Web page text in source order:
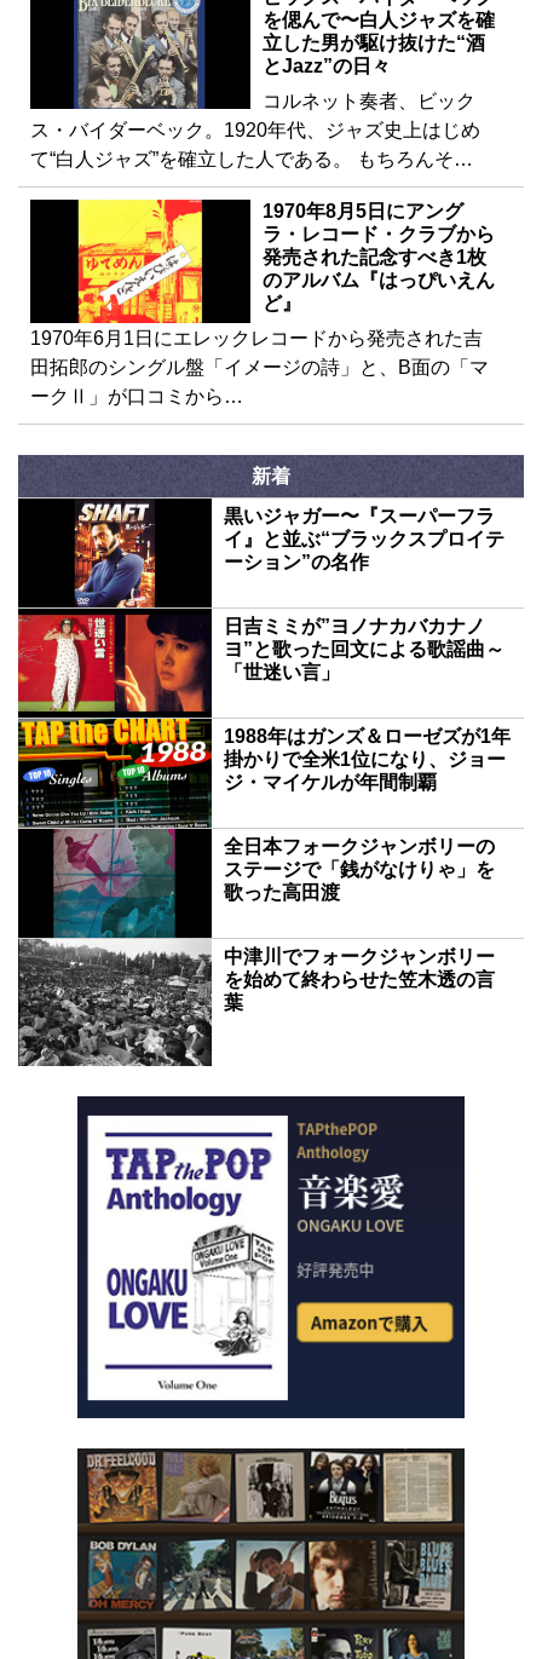
を偲んで〜白人ジャズを確
立した男が駆け抜けた“酒
とJazz”の日々
コルネット奏者、ビック
ス・バイダーベック。1920年代、ジャズ史上はじめ
て“白人ジャズ”を確立した人である。 もちろんそ…
1970年8月5日にアング
ラ・レコード・クラブから
発売された記念すべき1枚
のアルバム『はっぴいえん
ど』
1970年6月1日にエレックレコードから発売された吉
田拓郎のシングル盤「イメージの詩」と、B面の「マ
ークⅡ」が口コミから…
新着
黒いジャガー〜『スーパーフラ
イ』と並ぶ“ブラックスプロイテ
ーション”の名作
日吉ミミが”ヨノナカバカナノ
ヨ”と歌った回文による歌謡曲～
「世迷い言」
1988年はガンズ＆ローゼズが1年
掛かりで全米1位になり、ジョー
ジ・マイケルが年間制覇
全日本フォークジャンボリーの
ステージで「銭がなけりゃ」を
歌った高田渡
中津川でフォークジャンボリー
を始めて終わらせた笠木透の言
葉